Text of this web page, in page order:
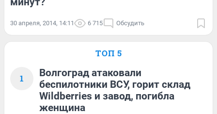
30 апреля, 2014, 14:11 6 715 Обсудить
ТОП 5
1
Волгоград атаковали
беспилотники ВСУ, горит склад
Wildberries и завод, погибла
женщина